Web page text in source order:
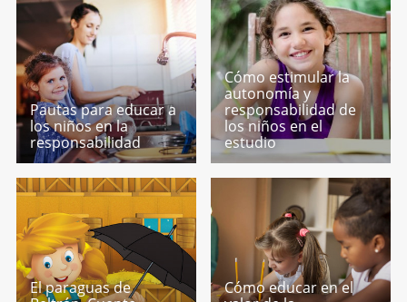
Pautas para educar a
los niños en la
responsabilidad
Cómo estimular la
autonomía y
responsabilidad de
los niños en el
estudio
El paraguas de
Cómo educar en el